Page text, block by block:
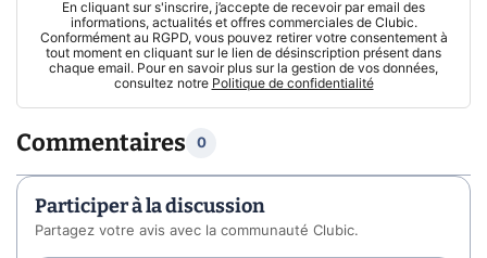
En cliquant sur s'inscrire, j’accepte de recevoir par email des
informations, actualités et offres commerciales de Clubic.
Conformément au RGPD, vous pouvez retirer votre consentement à
tout moment en cliquant sur le lien de désinscription présent dans
chaque email. Pour en savoir plus sur la gestion de vos données,
consultez notre Politique de confidentialité
Commentaires 0
Participer à la discussion
Partagez votre avis avec la communauté Clubic.